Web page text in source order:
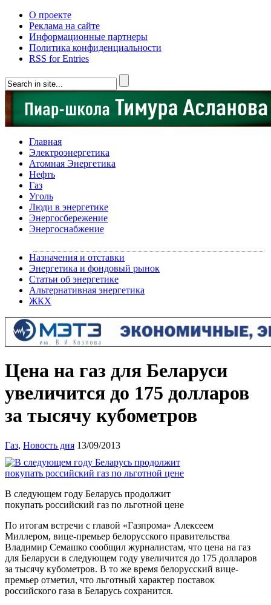
О проекте
Реклама на сайте
Информационные партнеры
Политика конфиденциальности
RSS for Entries
Главная
Электроэнергетика
Атомная Энергетика
Нефть
Газ
Уголь
Люди в энергетике
Энергосбережение
Энергоснабжение
Назначения и отставки
Энергетика и фондовый рынок
Статьи об энергетике
Альтернативная энергетика
ЖКХ
Цена на газ для Беларуси
увеличится до 175 долларов
за тысячу кубометров
Газ, Новость дня 13/09/2013
В следующем году Беларусь продолжит
покупать российский газ по льготной цене
По итогам встречи с главой «Газпрома» Алексеем
Миллером, вице-премьер белорусского правительства
Владимир Семашко сообщил журналистам, что цена на газ
для Беларуси в следующем году увеличится до 175 долларов
за тысячу кубометров. В то же время белорусский вице-
премьер отметил, что льготный характер поставок
российского газа в Беларусь сохранится.